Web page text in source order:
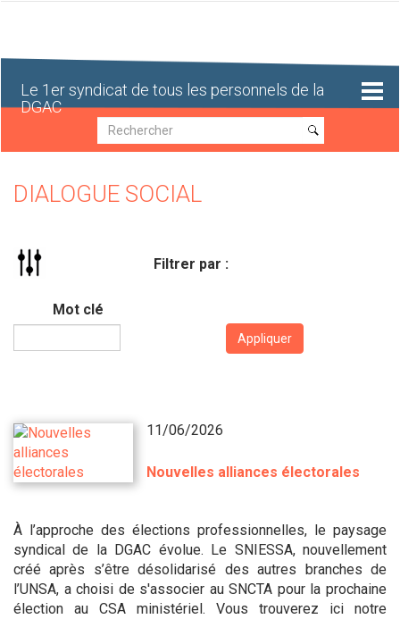
Le 1er syndicat de tous les personnels de la
DGAC
Recherche
Recherche
DIALOGUE SOCIAL
Filtrer par :
Mot clé
Appliquer
11/06/2026
Nouvelles alliances électorales
À l’approche des élections professionnelles, le paysage
syndical de la DGAC évolue. Le SNIESSA, nouvellement
créé après s’être désolidarisé des autres branches de
l’UNSA, a choisi de s'associer au SNCTA pour la prochaine
élection au CSA ministériel. Vous trouverez ici notre